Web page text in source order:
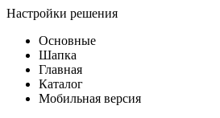
Настройки решения
Основные
Шапка
Главная
Каталог
Мобильная версия